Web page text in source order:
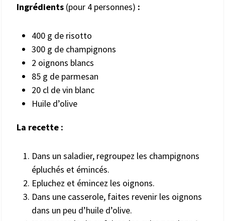
Ingrédients (pour 4 personnes) :
400 g de risotto
300 g de champignons
2 oignons blancs
85 g de parmesan
20 cl de vin blanc
Huile d’olive
La recette :
Dans un saladier, regroupez les champignons
épluchés et émincés.
Epluchez et émincez les oignons.
Dans une casserole, faites revenir les oignons
dans un peu d’huile d’olive.